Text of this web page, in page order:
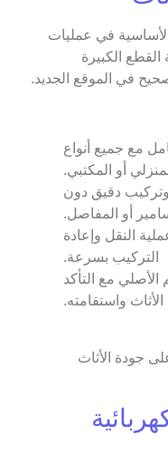
في عمليات
الكبيرة
في الموقع الجديد.
مع جميع أنواع
أو المكتبي.
دقيق دون
أو المفاصل.
النقل وإعادة
التركيب بسرعة.
مع التأكد
واستقامته.
جودة الأثاث